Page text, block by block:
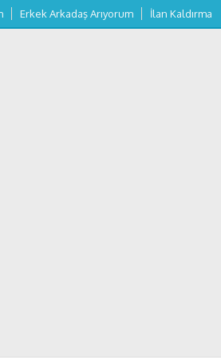
Erkek Arkadaş Arıyorum İlan Kaldırma